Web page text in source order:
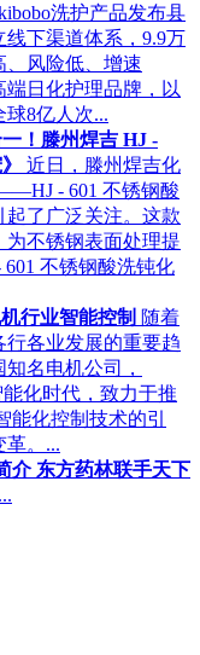
洗护产品发布县
下渠道体系，9.9万
、风险低、增速
端日化护理品牌，以
8亿人次...
！滕州焊吉 HJ -
近日，滕州焊吉化
- 601 不锈钢酸
了广泛关注。这款
不锈钢表面处理提
不锈钢酸洗钝化
行业智能控制 随着
各业发展的重要趋
名电机公司，
化时代，致力于推
化控制技术的引
革。...
介 东方药林联手天下